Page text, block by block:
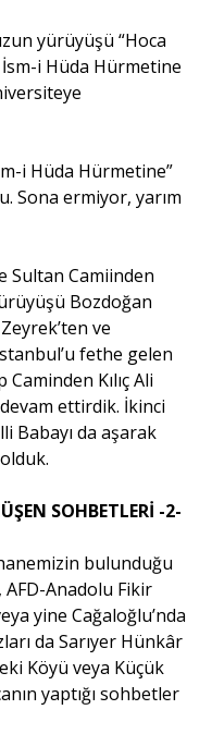
yürüyüşü “Hoca
i Hüda Hürmetine
i Hüda Hürmetine”
Sona ermiyor, yarım
Sultan Camiinden
Bozdoğan
ve
fethe gelen
Caminden Kılıç Ali
ettirdik. İkinci
Babayı da aşarak
SOHBETLERİ -2-
bulunduğu
AFD-Anadolu Fikir
yine Cağaloğlu’nda
da Sarıyer Hünkâr
Köyü veya Küçük
yaptığı sohbetler